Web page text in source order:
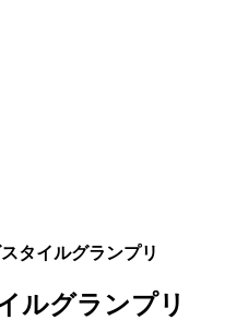
タイルグランプリ
ルグランプリ